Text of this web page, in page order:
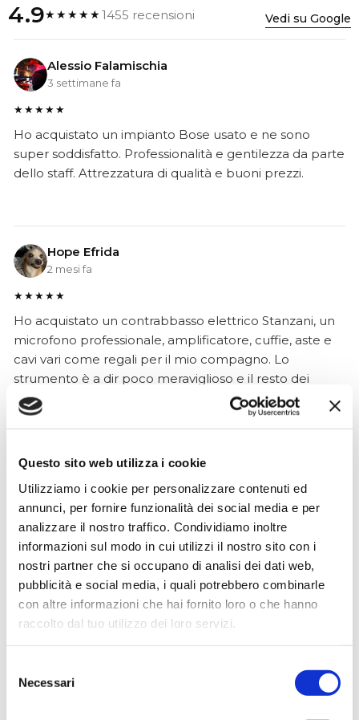
Questo sito web utilizza i cookie
Utilizziamo i cookie per personalizzare contenuti ed
annunci, per fornire funzionalità dei social media e per
analizzare il nostro traffico. Condividiamo inoltre
informazioni sul modo in cui utilizzi il nostro sito con i
nostri partner che si occupano di analisi dei dati web,
pubblicità e social media, i quali potrebbero combinarle
con altre informazioni che hai fornito loro o che hanno
raccolto dal tuo utilizzo dei loro servizi.
delNecessari
4.9★★★★★1455 recensioni Vedi su Google
Alessio Falamischia
3 settimane fa
★★★★★
Ho acquistato un impianto Bose usato e ne sono
super soddisfatto. Professionalità e gentilezza da parte
dello staff. Attrezzatura di qualità e buoni prezzi.
Hope Efrida
2 mesi fa
★★★★★
Ho acquistato un contrabbasso elettrico Stanzani, un
microfono professionale, amplificatore, cuffie, aste e
cavi vari come regali per il mio compagno. Lo
strumento è a dir poco meraviglioso e il resto dei
prodotti è di alto livello. I venditori son..
un mese fa
★★★★★
Ottima esperienza d’acquisto. Comunicazione
puntuale e cordiale, spedizione rapida e prodotti
effettivamente disponibili come indicato sul sito, senza
sorprese o ritardi. Servizio affidabile e professionale.
Negozio assolutamente consigliato, acqui..